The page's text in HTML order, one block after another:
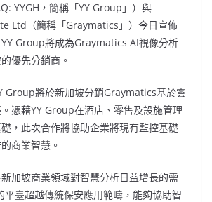
YYGH，簡稱「YY Group」）與
Ltd（簡稱「Graymatics」）今日宣佈
Group將成為Graymatics AI視像分析
優先分銷商。
Group將於新加坡分銷Graymatics基於雲
憑藉YY Group在酒店、零售及設施管理
，此次合作將協助企業將現有監控基礎
商業智慧。
加坡商業領域對智慧分析日益增長的需
臺超越傳統保安應用範疇，能夠協助智